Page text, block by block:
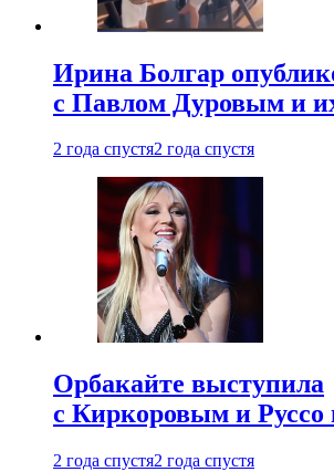
Ирина Болгар
с Павлом Дуровым и
2 года спустя2 года спустя
Орбакайте выступила
с Киркоровым и Руссо
2 года спустя2 года спустя